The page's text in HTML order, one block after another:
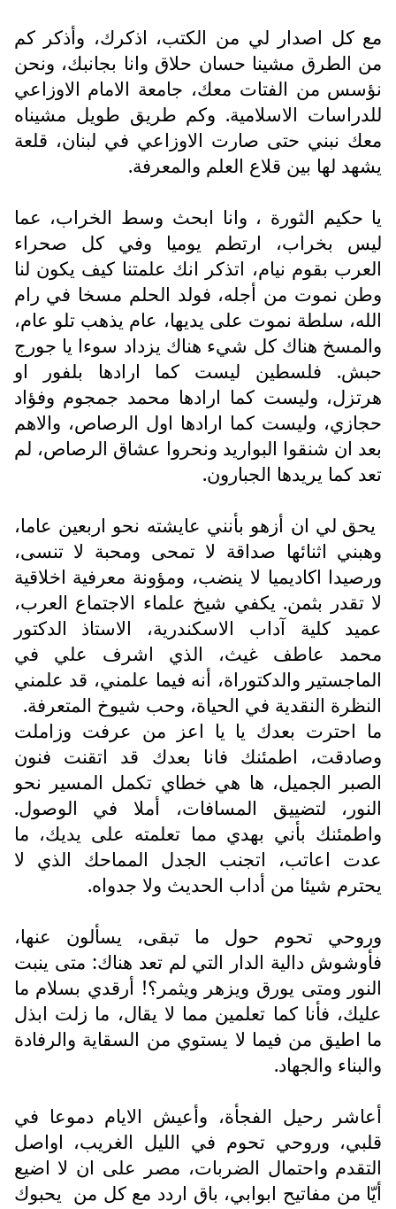
مع كل اصدار لي من الكتب، اذكرك، وأذكر كم
من الطرق مشينا حسان حلاق وانا بجانبك، ونحن
نؤسس من الفتات معك، جامعة الامام الاوزاعي
للدراسات الاسلامية. وكم طريق طويل مشيناه
معك نبني حتى صارت الاوزاعي في لبنان، قلعة
يشهد لها بين قلاع العلم والمعرفة.
يا حكيم الثورة ، وانا ابحث وسط الخراب، عما
ليس بخراب، ارتطم يوميا وفي كل صحراء
العرب بقوم نيام، اتذكر انك علمتنا كيف يكون لنا
وطن نموت من أجله، فولد الحلم مسخا في رام
الله، سلطة نموت على يديها، عام يذهب تلو عام،
والمسخ هناك كل شيء هناك يزداد سوءا يا جورج
حبش. فلسطين ليست كما ارادها بلفور او
هرتزل، وليست كما ارادها محمد جمجوم وفؤاد
حجازي، وليست كما ارادها اول الرصاص، والاهم
بعد ان شنقوا البواريد ونحروا عشاق الرصاص، لم
تعد كما يريدها الجبارون.
يحق لي ان أزهو بأنني عايشته نحو اربعين عاما،
وهبني اثنائها صداقة لا تمحى ومحبة لا تنسى،
ورصيدا اكاديميا لا ينضب، ومؤونة معرفية اخلاقية
لا تقدر بثمن. يكفي شيخ علماء الاجتماع العرب،
عميد كلية آداب الاسكندرية، الاستاذ الدكتور
محمد عاطف غيث، الذي اشرف علي في
الماجستير والدكتوراة، أنه فيما علمني، قد علمني
النظرة النقدية في الحياة، وحب شيوخ المتعرفة.
ما احترت بعدك يا يا اعز من عرفت وزاملت
وصادقت، اطمئنك فانا بعدك قد اتقنت فنون
الصبر الجميل، ها هي خطاي تكمل المسير نحو
النور، لتضييق المسافات، أملا في الوصول.
واطمئنك بأني بهدي مما تعلمته على يديك، ما
عدت اعاتب، اتجنب الجدل المماحك الذي لا
يحترم شيئا من أداب الحديث ولا جدواه.
وروحي تحوم حول ما تبقى، يسألون عنها،
فأوشوش دالية الدار التي لم تعد هناك: متى ينبت
النور ومتى يورق ويزهر ويثمر؟! أرقدي بسلام ما
عليك، فأنا كما تعلمين مما لا يقال، ما زلت ابذل
ما اطيق من فيما لا يستوي من السقاية والرفادة
والبناء والجهاد.
أعاشر رحيل الفجأة، وأعيش الايام دموعا في
قلبي، وروحي تحوم في الليل الغريب، اواصل
التقدم واحتمال الضربات، مصر على ان لا اضيع
أيّا من مفاتيح ابوابي، باق اردد مع كل من يحبوك